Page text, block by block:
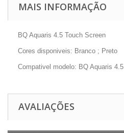
MAIS INFORMAÇÃO
BQ Aquaris 4.5 Touch Screen
Cores disponiveis: Branco ; Preto
Compativel modelo: BQ Aquaris 4.5
AVALIAÇÕES